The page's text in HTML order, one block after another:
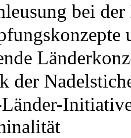
bei
der